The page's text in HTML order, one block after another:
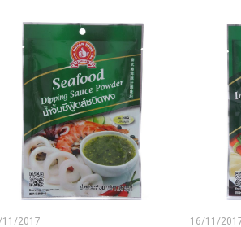
11/2017 16/11/